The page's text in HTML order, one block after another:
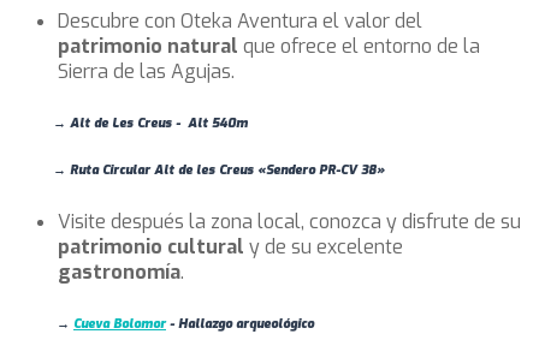
Descubre con Oteka Aventura el valor del
patrimonio natural que ofrece el entorno de la
Sierra de las Agujas.
→ Alt de Les Creus - Alt 540m
→ Ruta Circular Alt de les Creus «Sendero PR-CV 38»
Visite después la zona local, conozca y disfrute de su
patrimonio cultural y de su excelente
gastronomía.
→ Cueva Bolomor- Hallazgo arqueológico